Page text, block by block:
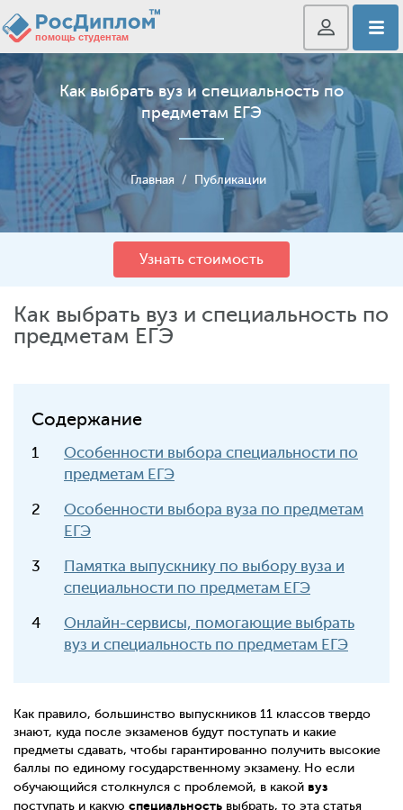
Как выбрать вуз и специальность по
предметам ЕГЭ
Главная / Публикации
Узнать стоимость
Как выбрать вуз и специальность по
предметам ЕГЭ
Содержание
Особенности выбора специальности по
предметам ЕГЭ
Особенности выбора вуза по предметам
ЕГЭ
Памятка выпускнику по выбору вуза и
специальности по предметам ЕГЭ
Онлайн-сервисы, помогающие выбрать
вуз и специальность по предметам ЕГЭ
Как правило, большинство выпускников 11 классов твердо
знают, куда после экзаменов будут поступать и какие
предметы сдавать, чтобы гарантированно получить высокие
баллы по единому государственному экзамену. Но если
обучающийся столкнулся с проблемой, в какой вуз
поступать и какую специальность выбрать, то эта статья